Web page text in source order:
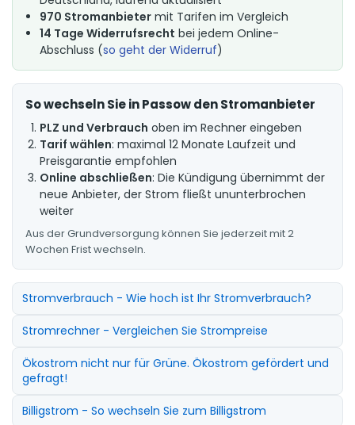
970 Stromanbieter mit Tarifen im Vergleich
14 Tage Widerrufsrecht bei jedem Online-
Abschluss (so geht der Widerruf)
So wechseln Sie in Passow den Stromanbieter
PLZ und Verbrauch oben im Rechner eingeben
Tarif wählen: maximal 12 Monate Laufzeit und
Preisgarantie empfohlen
Online abschließen: Die Kündigung übernimmt der
neue Anbieter, der Strom fließt ununterbrochen
weiter
Aus der Grundversorgung können Sie jederzeit mit 2
Wochen Frist wechseln.
Stromverbrauch - Wie hoch ist Ihr Stromverbrauch?
Stromrechner - Vergleichen Sie Strompreise
Ökostrom nicht nur für Grüne. Ökostrom gefördert und
gefragt!
Billigstrom - So wechseln Sie zum Billigstrom